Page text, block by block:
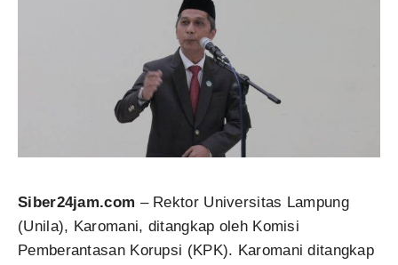
Siber24jam.com – Rektor Universitas Lampung
(Unila), Karomani, ditangkap oleh Komisi
Pemberantasan Korupsi (KPK). Karomani ditangkap